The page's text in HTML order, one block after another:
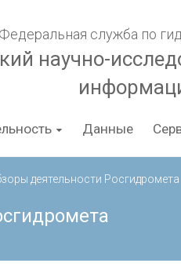
научно-
Федеральная служба по
Данные
деятельности Росгидромета